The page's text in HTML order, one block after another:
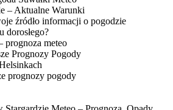
– Aktualne Warunki
źródło informacji o pogodzie
dorosłego?
prognoza meteo
Prognozy Pogody
prognozy pogody